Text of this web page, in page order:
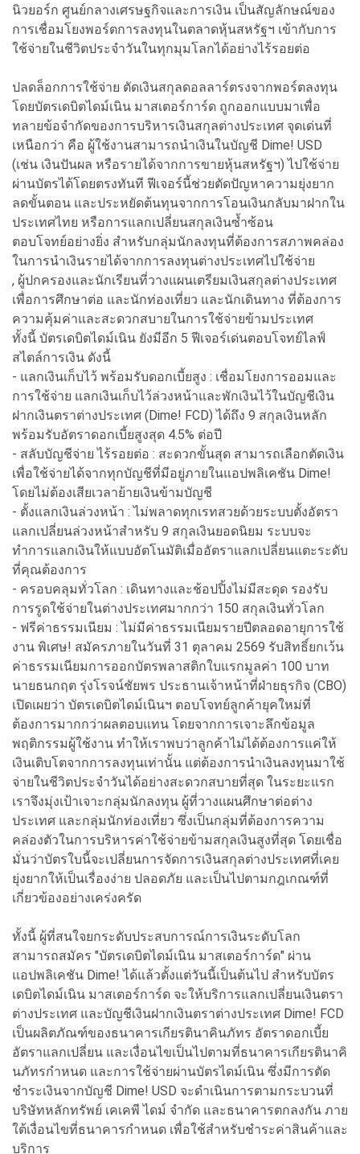
นิวยอร์ก ศูนย์กลางเศรษฐกิจและการเงิน เป็นสัญลักษณ์ของ
การเชื่อมโยงพอร์ตการลงทุนในตลาดหุ้นสหรัฐฯ เข้ากับการ
ใช้จ่ายในชีวิตประจำวันในทุกมุมโลกได้อย่างไร้รอยต่อ
ปลดล็อกการใช้จ่าย ตัดเงินสกุลดอลลาร์ตรงจากพอร์ตลงทุน
โดยบัตรเดบิตไดม์เนิน มาสเตอร์การ์ด ถูกออกแบบมาเพื่อ
ทลายข้อจำกัดของการบริหารเงินสกุลต่างประเทศ จุดเด่นที่
เหนือกว่า คือ ผู้ใช้งานสามารถนำเงินในบัญชี Dime! USD
(เช่น เงินปันผล หรือรายได้จากการขายหุ้นสหรัฐฯ) ไปใช้จ่าย
ผ่านบัตรได้โดยตรงทันที ฟีเจอร์นี้ช่วยตัดปัญหาความยุ่งยาก
ลดขั้นตอน และประหยัดต้นทุนจากการโอนเงินกลับมาฝากใน
ประเทศไทย หรือการแลกเปลี่ยนสกุลเงินซ้ำซ้อน
ตอบโจทย์อย่างยิ่ง สำหรับกลุ่มนักลงทุนที่ต้องการสภาพคล่อง
ในการนำเงินรายได้จากการลงทุนต่างประเทศไปใช้จ่าย
, ผู้ปกครองและนักเรียนที่วางแผนเตรียมเงินสกุลต่างประเทศ
เพื่อการศึกษาต่อ และนักท่องเที่ยว และนักเดินทาง ที่ต้องการ
ความคุ้มค่าและสะดวกสบายในการใช้จ่ายข้ามประเทศ
ทั้งนี้ บัตรเดบิตไดม์เนิน ยังมีอีก 5 ฟีเจอร์เด่นตอบโจทย์ไลฟ์
สไตล์การเงิน ดังนี้
- แลกเงินเก็บไว้ พร้อมรับดอกเบี้ยสูง : เชื่อมโยงการออมและ
การใช้จ่าย แลกเงินเก็บไว้ล่วงหน้าและพักเงินไว้ในบัญชีเงิน
ฝากเงินตราต่างประเทศ (Dime! FCD) ได้ถึง 9 สกุลเงินหลัก
พร้อมรับอัตราดอกเบี้ยสูงสุด 4.5% ต่อปี
- สลับบัญชีจ่าย ไร้รอยต่อ : สะดวกขั้นสุด สามารถเลือกตัดเงิน
เพื่อใช้จ่ายได้จากทุกบัญชีที่มีอยู่ภายในแอปพลิเคชัน Dime!
โดยไม่ต้องเสียเวลาย้ายเงินข้ามบัญชี
- ตั้งแลกเงินล่วงหน้า : ไม่พลาดทุกเรทสวยด้วยระบบตั้งอัตรา
แลกเปลี่ยนล่วงหน้าสำหรับ 9 สกุลเงินยอดนิยม ระบบจะ
ทำการแลกเงินให้แบบอัตโนมัติเมื่ออัตราแลกเปลี่ยนแตะระดับ
ที่คุณต้องการ
- ครอบคลุมทั่วโลก : เดินทางและช้อปปิ้งไม่มีสะดุด รองรับ
การรูดใช้จ่ายในต่างประเทศมากกว่า 150 สกุลเงินทั่วโลก
- ฟรีค่าธรรมเนียม : ไม่มีค่าธรรมเนียมรายปีตลอดอายุการใช้
งาน พิเศษ! สมัครภายในวันที่ 31 ตุลาคม 2569 รับสิทธิ์ยกเว้น
ค่าธรรมเนียมการออกบัตรพลาสติกใบแรกมูลค่า 100 บาท
นายธนกฤต รุ่งโรจน์ชัยพร ประธานเจ้าหน้าที่ฝ่ายธุรกิจ (CBO)
เปิดเผยว่า บัตรเดบิตไดม์เนินฯ ตอบโจทย์ลูกค้ายุคใหม่ที่
ต้องการมากกว่าผลตอบแทน โดยจากการเจาะลึกข้อมูล
พฤติกรรมผู้ใช้งาน ทำให้เราพบว่าลูกค้าไม่ได้ต้องการแค่ให้
เงินเติบโตจากการลงทุนเท่านั้น แต่ต้องการนำเงินลงทุนมาใช้
จ่ายในชีวิตประจำวันได้อย่างสะดวกสบายที่สุด ในระยะแรก
เราจึงมุ่งเป้าเจาะกลุ่มนักลงทุน ผู้ที่วางแผนศึกษาต่อต่าง
ประเทศ และกลุ่มนักท่องเที่ยว ซึ่งเป็นกลุ่มที่ต้องการความ
คล่องตัวในการบริหารค่าใช้จ่ายข้ามสกุลเงินสูงที่สุด โดยเชื่อ
มั่นว่าบัตรใบนี้จะเปลี่ยนการจัดการเงินสกุลต่างประเทศที่เคย
ยุ่งยากให้เป็นเรื่องง่าย ปลอดภัย และเป็นไปตามกฎเกณฑ์ที่
เกี่ยวข้องอย่างเคร่งครัด
ทั้งนี้ ผู้ที่สนใจยกระดับประสบการณ์การเงินระดับโลก
สามารถสมัคร "บัตรเดบิตไดม์เนิน มาสเตอร์การ์ด" ผ่าน
แอปพลิเคชัน Dime! ได้แล้วตั้งแต่วันนี้เป็นต้นไป สำหรับบัตร
เดบิตไดม์เนิน มาสเตอร์การ์ด จะให้บริการแลกเปลี่ยนเงินตรา
ต่างประเทศ และบัญชีเงินฝากเงินตราต่างประเทศ Dime! FCD
เป็นผลิตภัณฑ์ของธนาคารเกียรตินาคินภัทร อัตราดอกเบี้ย
อัตราแลกเปลี่ยน และเงื่อนไขเป็นไปตามที่ธนาคารเกียรตินาคิ
นภัทรกำหนด และการใช้จ่ายผ่านบัตรไดม์เนิน ซึ่งมีการตัด
ชำระเงินจากบัญชี Dime! USD จะดำเนินการตามกระบวนที่
บริษัทหลักทรัพย์ เคเคพี ไดม์ จำกัด และธนาคารตกลงกัน ภาย
ใต้เงื่อนไขที่ธนาคารกำหนด เพื่อใช้สำหรับชำระค่าสินค้าและ
บริการ